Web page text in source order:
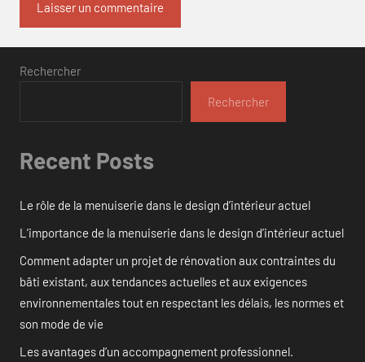
Rechercher
Rechercher
Recent Posts
Le rôle de la menuiserie dans le design d’intérieur actuel
L’importance de la menuiserie dans le design d’intérieur actuel
Comment adapter un projet de rénovation aux contraintes du
bâti existant, aux tendances actuelles et aux exigences
environnementales tout en respectant les délais, les normes et
son mode de vie
Les avantages d’un accompagnement professionnel.